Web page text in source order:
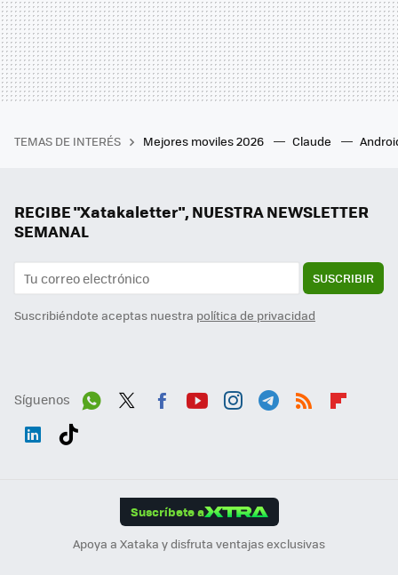
TEMAS DE INTERÉS Mejores moviles 2026 Claude
RECIBE "Xatakaletter", NUESTRA NEWSLETTER
SEMANAL
SUSCRIBIR
Suscribiéndote aceptas nuestra política de privacidad
Síguenos
Suscríbete a
Apoya a Xataka y disfruta ventajas exclusivas